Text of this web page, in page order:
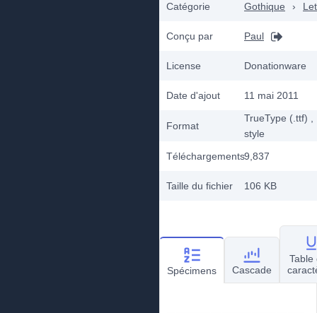
Catégorie Gothique ›
Conçu par Paul
License Donationware
Date d'ajout 11 mai 2011
Format
TrueType (.ttf)
style
Téléchargements9,837
Taille du fichier 106 KB
Spécimens Cascade
Table